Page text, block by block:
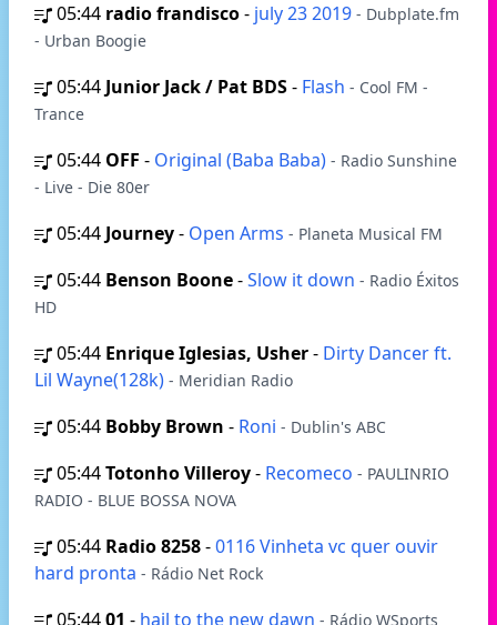
05:44 radio frandisco- july 23 2019 - Dubplate.fm
- Urban Boogie
05:44 Junior Jack / Pat BDS- Flash - Cool FM -
Trance
05:44 OFF - Original (Baba Baba) - Radio Sunshine
- Live - Die 80er
05:44 Journey- Open Arms - Planeta Musical FM
05:44 Benson Boone-Slow it down - Radio Éxitos
HD
05:44 Enrique Iglesias, Usher- Dirty Dancer ft.
Lil Wayne(128k) - Meridian Radio
05:44 Bobby Brown - Roni - Dublin's ABC
05:44Totonho Villeroy- Recomeco - PAULINRIO
RADIO - BLUE BOSSA NOVA
05:44 Radio 8258-0116 Vinheta vc quer ouvir
hard pronta - Rádio Net Rock
05:4401 - hail to the new dawn - Rádio WSports